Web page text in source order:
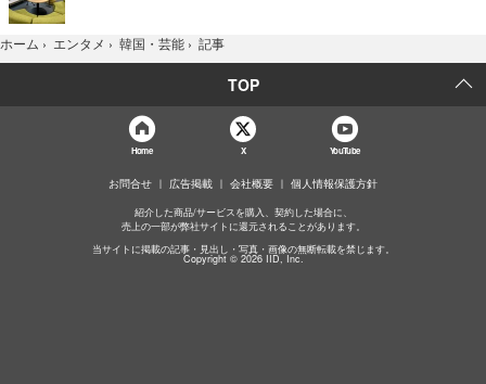
ホーム › エンタメ › 韓国・芸能 › 記事
TOP
Home X YouTube
お問合せ 広告掲載 会社概要 個人情報保護方針
紹介した商品/サービスを購入、契約した場合に、
売上の一部が弊社サイトに還元されることがあります。
当サイトに掲載の記事・見出し・写真・画像の無断転載を禁じます。
Copyright © 2026 IID, Inc.